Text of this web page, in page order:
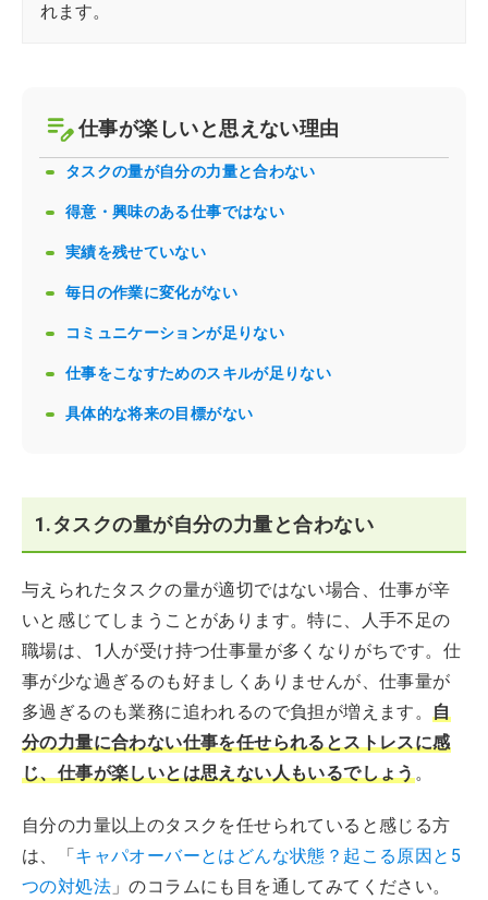
れます。
仕事が楽しいと思えない理由
タスクの量が自分の力量と合わない
得意・興味のある仕事ではない
実績を残せていない
毎日の作業に変化がない
コミュニケーションが足りない
仕事をこなすためのスキルが足りない
具体的な将来の目標がない
1.タスクの量が自分の力量と合わない
与えられたタスクの量が適切ではない場合、仕事が辛
いと感じてしまうことがあります。特に、人手不足の
職場は、1人が受け持つ仕事量が多くなりがちです。仕
事が少な過ぎるのも好ましくありませんが、仕事量が
多過ぎるのも業務に追われるので負担が増えます。自
分の力量に合わない仕事を任せられるとストレスに感
じ、仕事が楽しいとは思えない人もいるでしょう。
自分の力量以上のタスクを任せられていると感じる方
は、「キャパオーバーとはどんな状態？起こる原因と5
つの対処法 」のコラムにも目を通してみてください。